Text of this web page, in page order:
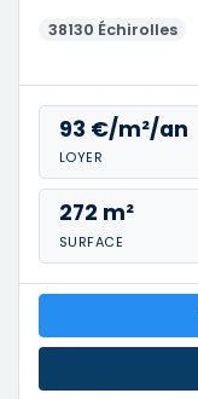
38130 Échirolles
93 €/m²/an
LOYER
272 m²
SURFACE